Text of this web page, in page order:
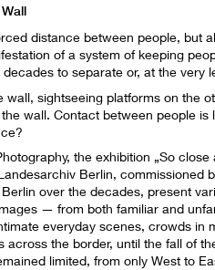
distance between people, but
of a system of keeping
to separate or, at the very
sightseeing platforms on the
wall. Contact between people
the exhibition „So
Berlin, commissioned
over the decades, present
— from both familiar and
everyday scenes, crowds in
the border, until the fall of
limited, from only West to